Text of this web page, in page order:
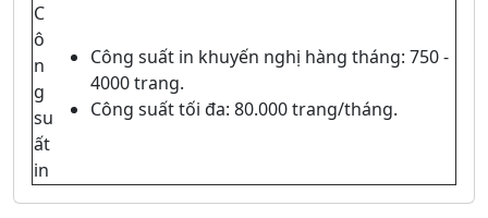
C
ô
n
g
su
ất
in
Công suất in khuyến nghị hàng tháng: 750 -
4000 trang.
Công suất tối đa: 80.000 trang/tháng.